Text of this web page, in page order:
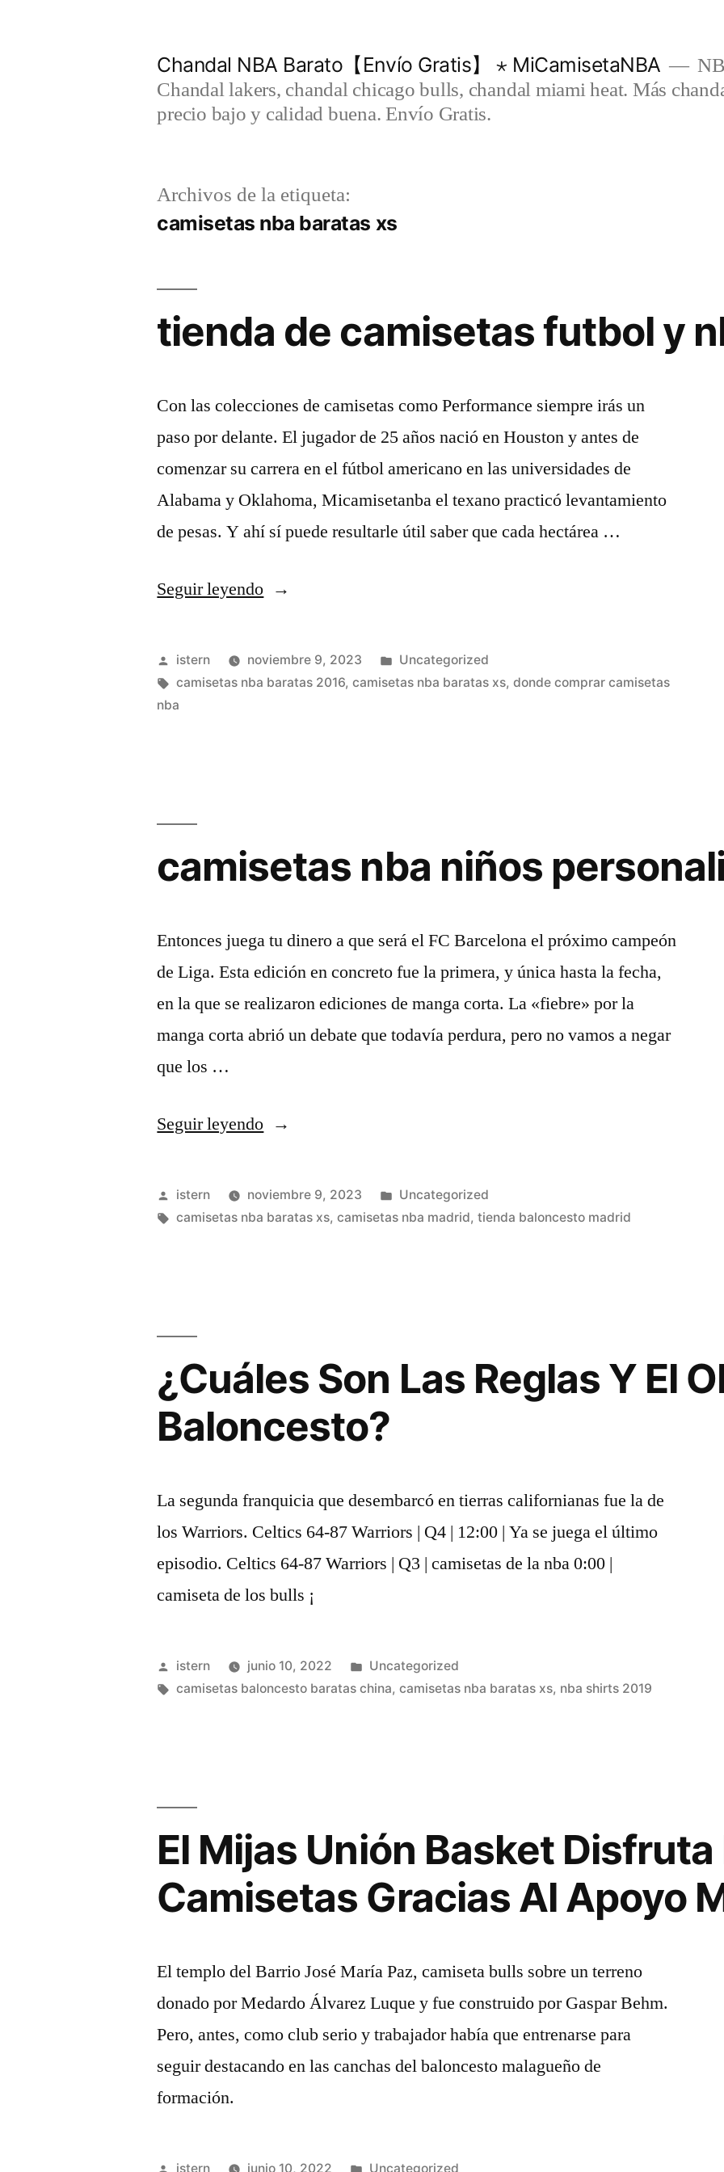
Chandal NBA Barato【Envío Gratis】 ⋆ MiCamisetaNBA
Chandal lakers, chandal chicago bulls, chandal miami heat. Más
precio bajo y calidad buena. Envío Gratis.
Archivos de la etiqueta:
camisetas nba baratas xs
tienda de camisetas futbol y
Con las colecciones de camisetas como Performance siempre irás un
paso por delante. El jugador de 25 años nació en Houston y antes de
comenzar su carrera en el fútbol americano en las universidades de
Alabama y Oklahoma, Micamisetanba el texano practicó levantamiento
de pesas. Y ahí sí puede resultarle útil saber que cada hectárea …
Seguir leyendo«tienda
camisetas
futbol
Publicado
por
istern noviembre 9, 2023
Publicado
en
Uncategorized
Etiquetas:
camisetas nba baratas 2016,camisetas nba baratas xs,donde comprar camisetas
nba
camisetas nba niños
Entonces juega tu dinero a que será el FC Barcelona el próximo campeón
de Liga. Esta edición en concreto fue la primera, y única hasta la fecha,
en la que se realizaron ediciones de manga corta. La «fiebre» por la
manga corta abrió un debate que todavía perdura, pero no vamos a negar
que los …
Seguir leyendo«camisetas
niños
personalizadas»
Publicado
por
istern noviembre 9, 2023
Publicado
en
Uncategorized
Etiquetas:
camisetas nba baratas xs,camisetas nba madrid,tienda baloncesto madrid
¿Cuáles Son Las Reglas Y El
Baloncesto?
La segunda franquicia que desembarcó en tierras californianas fue la de
los Warriors. Celtics 64-87 Warriors | Q4 | 12:00 | Ya se juega el último
episodio. Celtics 64-87 Warriors | Q3 | camisetas de la nba 0:00 |
camiseta de los bulls ¡
Publicado
por
istern junio 10, 2022
Publicado
en
Uncategorized
Etiquetas:
camisetas baloncesto baratas china,camisetas nba baratas xs, nba shirts 2019
El Mijas Unión Basket Disfruta
Camisetas Gracias Al Apoyo
El templo del Barrio José María Paz, camiseta bulls sobre un terreno
donado por Medardo Álvarez Luque y fue construido por Gaspar Behm.
Pero, antes, como club serio y trabajador había que entrenarse para
seguir destacando en las canchas del baloncesto malagueño de
formación.
Publicado
istern junio 10, 2022 Publicado
Uncategorized